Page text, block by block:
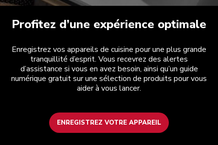
Profitez d’une expérience optimale
Enregistrez vos appareils de cuisine pour une plus grande
tranquillité d’esprit. Vous recevrez des alertes
d’assistance si vous en avez besoin, ainsi qu’un guide
numérique gratuit sur une sélection de produits pour vous
aider à vous lancer.
ENREGISTREZ VOTRE APPAREIL